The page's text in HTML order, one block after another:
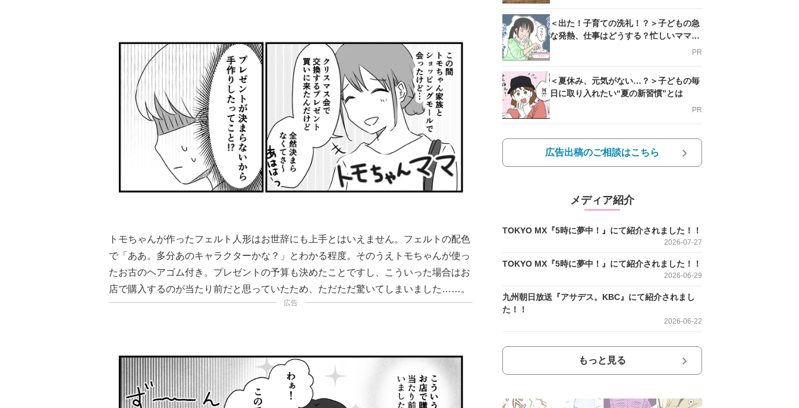
トモちゃんが作ったフェルト人形はお世辞にも上手とはいえません。フェルトの配色
で「ああ。多分あのキャラクターかな？」とわかる程度。そのうえトモちゃんが使っ
たお古のヘアゴム付き。プレゼントの予算も決めたことですし、こういった場合はお
店で購入するのが当たり前だと思っていたため、ただただ驚いてしまいました……。
広告
＜出た！子育ての洗礼！？＞子どもの急
な発熱、仕事はどうする？忙しいママを
PR
＜夏休み、元気がない…？＞子どもの毎
日に取り入れたい“夏の新習慣”とは
PR
広告出稿のご相談はこちら
メディア紹介
TOKYO MX『5時に夢中！』にて紹介されました！！
2026-07-27
TOKYO MX『5時に夢中！』にて紹介されました！！
2026-06-29
九州朝日放送『アサデス。KBC』にて紹介されまし
た！！
2026-06-22
もっと見る